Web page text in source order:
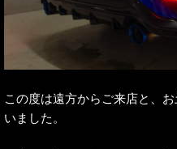
この度は遠方からご来店と、
いました。